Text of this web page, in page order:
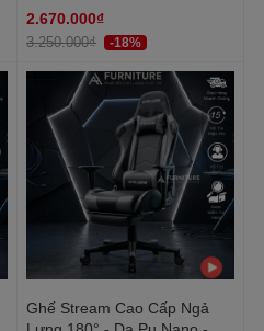
GTRACING MA011 Red | Nội
Thất Anh Hoàng
2.670.000₫
3.250.000₫ -18%
Ghế Stream Cao Cấp Ngả